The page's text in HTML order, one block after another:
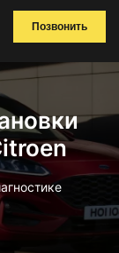
Позвонить